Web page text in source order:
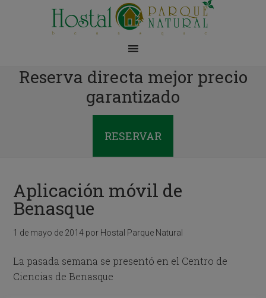
Reserva directa mejor precio
garantizado
RESERVAR
Aplicación móvil de
Benasque
1 de mayo de 2014 por Hostal Parque Natural
La pasada semana se presentó en el Centro de
Ciencias de Benasque